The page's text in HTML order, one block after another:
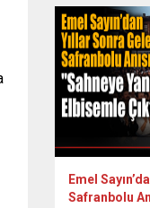
yeniden
İlçe
Tülbentçi
katılımla
ile giren
Canözü,
Emel
Safranbolu